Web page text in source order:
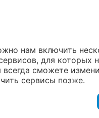
нам включить
для которых
сможете
сервисы позже.